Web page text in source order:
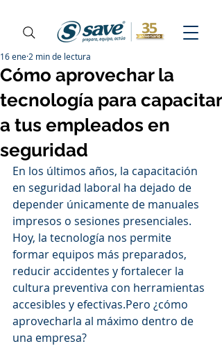
Cómo aprovechar la
tecnología para capacitar
a tus empleados en
seguridad
16 ene 2 min de lectura
En los últimos años, la capacitación
en seguridad laboral ha dejado de
depender únicamente de manuales
impresos o sesiones presenciales.
Hoy, la tecnología nos permite
formar equipos más preparados,
reducir accidentes y fortalecer la
cultura preventiva con herramientas
accesibles y efectivas.Pero ¿cómo
aprovecharla al máximo dentro de
una empresa?